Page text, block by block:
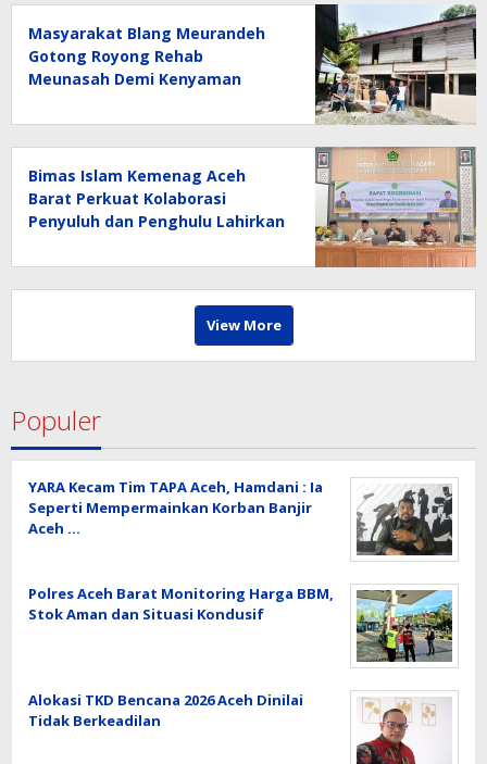
Masyarakat Blang Meurandeh
Gotong Royong Rehab
Meunasah Demi Kenyaman
Bimas Islam Kemenag Aceh
Barat Perkuat Kolaborasi
Penyuluh dan Penghulu Lahirkan
View More
Populer
YARA Kecam Tim TAPA Aceh, Hamdani : Ia
Seperti Mempermainkan Korban Banjir
Aceh …
Polres Aceh Barat Monitoring Harga BBM,
Stok Aman dan Situasi Kondusif
Alokasi TKD Bencana 2026 Aceh Dinilai
Tidak Berkeadilan